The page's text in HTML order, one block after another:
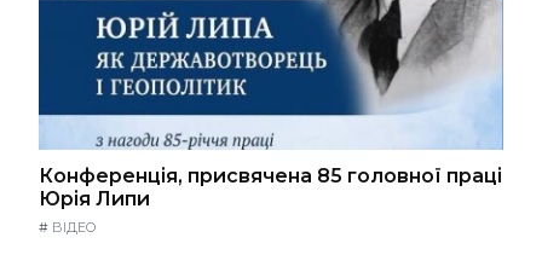
Конференція, присвячена 85 головної праці
Юрія Липи
# ВІДЕО